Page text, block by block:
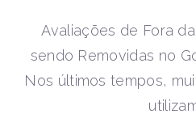
Avaliações de Fora
sendo Removidas no
Nos últimos tempos,